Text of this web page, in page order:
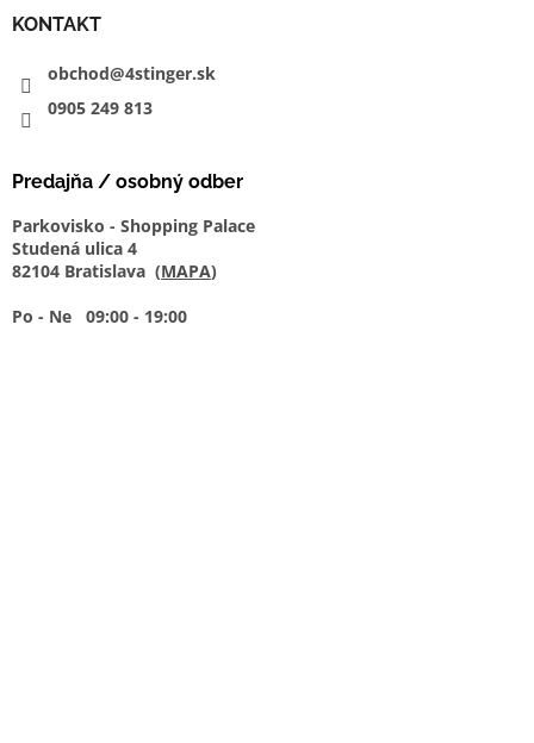
KONTAKT
obchod@4stinger.sk
0905 249 813
Predajňa / osobný odber
Parkovisko - Shopping Palace
Studená ulica 4
82104 Bratislava (MAPA)
Po - Ne 09:00 - 19:00